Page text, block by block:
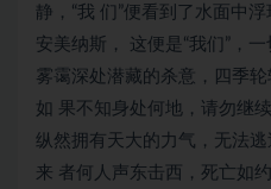
静，“我 们”便看到了水面中
安美纳斯， 这便是“我们”，一
雾霭深处潜藏的杀意，四季
如 果不知身处何地，请勿继
纵然拥有天大的力气，无法
来 者何人声东击西，死亡如